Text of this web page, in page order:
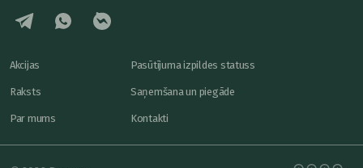
Akcijas
Raksts
Par mums
Pasūtījuma izpildes statuss
Saņemšana un piegāde
Kontakti